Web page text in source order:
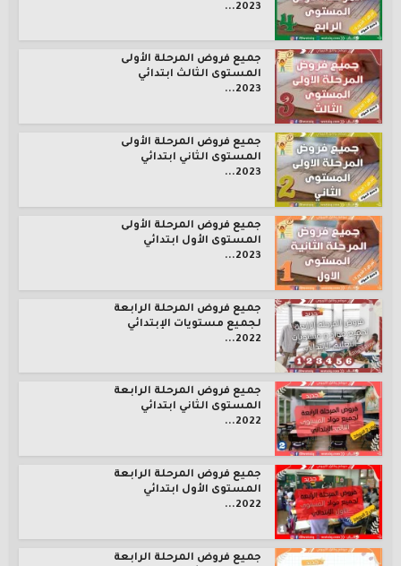
2023...
جميع فروض المرحلة الأولى
المستوى الثالث ابتدائي
2023...
جميع فروض المرحلة الأولى
المستوى الثاني ابتدائي
2023...
جميع فروض المرحلة الأولى
المستوى الأول ابتدائي
2023...
جميع فروض المرحلة الرابعة
لجميع مستويات الإبتدائي
2022...
جميع فروض المرحلة الرابعة
المستوى الثاني ابتدائي
2022...
جميع فروض المرحلة الرابعة
المستوى الأول ابتدائي
2022...
جميع فروض المرحلة الرابعة